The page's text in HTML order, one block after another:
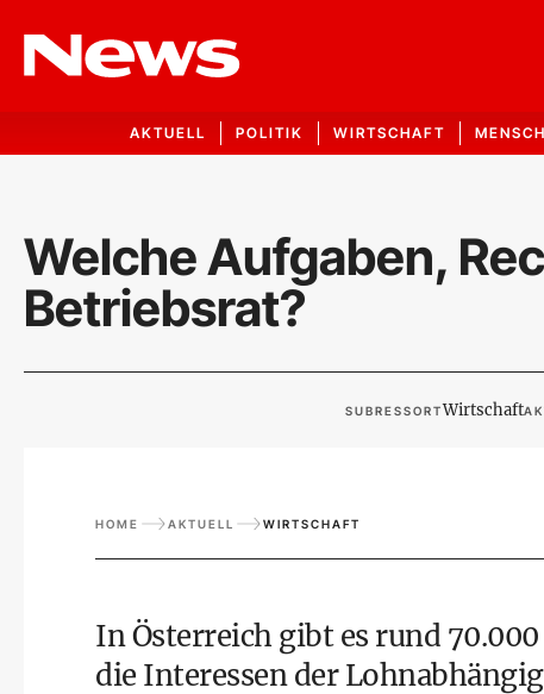
AKTUELL POLITIK WIRTSCHAFT
Welche Aufgaben,
Betriebsrat?
SUBRESSORTWirtschaft
HOME AKTUELL WIRTSCHAFT
In Österreich gibt es rund
die Interessen der